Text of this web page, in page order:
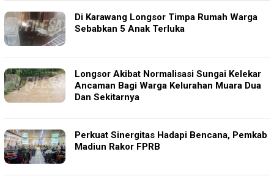
Di Karawang Longsor Timpa Rumah Warga
Sebabkan 5 Anak Terluka
Longsor Akibat Normalisasi Sungai Kelekar
Ancaman Bagi Warga Kelurahan Muara Dua
Dan Sekitarnya
Perkuat Sinergitas Hadapi Bencana, Pemkab
Madiun Rakor FPRB